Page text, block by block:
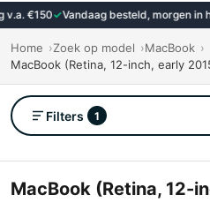
€150✓Vandaag besteld, morgen in
Home Zoek op model
MacBook
MacBook (Retina, 12-inch, early
Filters 1
MacBook (Retina, 12-